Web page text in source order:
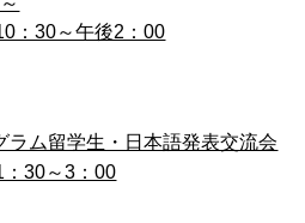
：30～午後2：00
ラム留学生・日本語発表交流会
30～3：00